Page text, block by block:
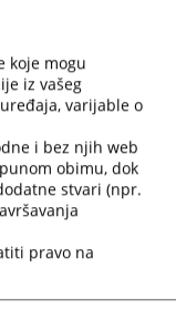
BiH
suda u
Zeničko-
studentska
prava
koje mogu
iz vašeg
varijable o
i bez njih web
obimu, dok
stvari (npr.
pravo na